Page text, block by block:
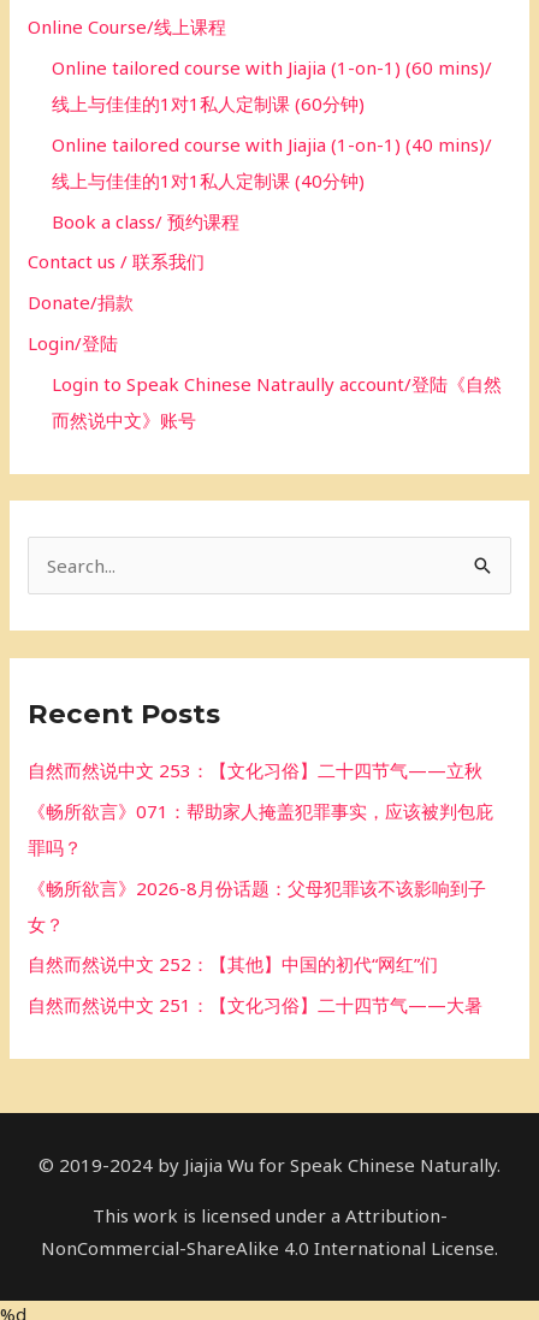
Online Course/线上课程
Online tailored course with Jiajia (1-on-1) (60 mins)/
线上与佳佳的1对1私人定制课 (60分钟)
Online tailored course with Jiajia (1-on-1) (40 mins)/
线上与佳佳的1对1私人定制课 (40分钟)
Book a class/ 预约课程
Contact us / 联系我们
Donate/捐款
Login/登陆
Login to Speak Chinese Natraully account/登陆《自然
而然说中文》账号
c
f
r
Recent Posts
自然而然说中文 253：【文化习俗】二十四节气——立秋
《畅所欲言》071：帮助家人掩盖犯罪事实，应该被判包庇
罪吗？
《畅所欲言》2026-8月份话题：父母犯罪该不该影响到子
女？
自然而然说中文 252：【其他】中国的初代“网红”们
自然而然说中文 251：【文化习俗】二十四节气——大暑
© 2019-2024 by Jiajia Wu for Speak Chinese Naturally.
This work is licensed under a Attribution-
NonCommercial-ShareAlike 4.0 International License.
%d